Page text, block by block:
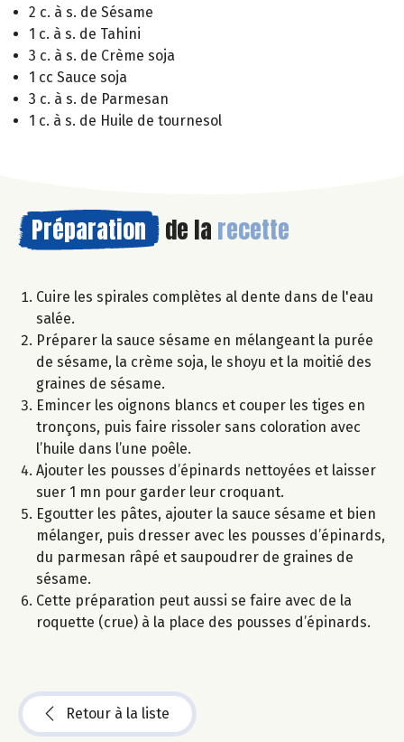
2 c. à s. de Sésame
1 c. à s. de Tahini
3 c. à s. de Crème soja
1 cc Sauce soja
3 c. à s. de Parmesan
1 c. à s. de Huile de tournesol
Préparation de la recette
Cuire les spirales complètes al dente dans de l'eau
salée.
Préparer la sauce sésame en mélangeant la purée
de sésame, la crème soja, le shoyu et la moitié des
graines de sésame.
Emincer les oignons blancs et couper les tiges en
tronçons, puis faire rissoler sans coloration avec
l’huile dans l’une poêle.
Ajouter les pousses d’épinards nettoyées et laisser
suer 1 mn pour garder leur croquant.
Egoutter les pâtes, ajouter la sauce sésame et bien
mélanger, puis dresser avec les pousses d’épinards,
du parmesan râpé et saupoudrer de graines de
sésame.
Cette préparation peut aussi se faire avec de la
roquette (crue) à la place des pousses d’épinards.
Retour à la liste